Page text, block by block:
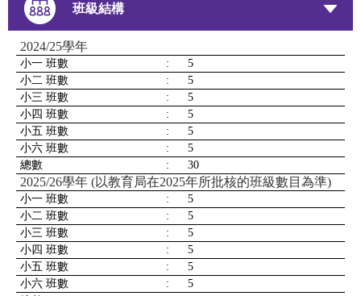
班級結構
2024/25學年
小一 班數 :
5
小二 班數
:
5
小三 班數
:
5
小四 班數
:
5
小五 班數
:
5
小六 班數
:
5
總數
: 30
2025/26學年 (以教育局在2025年所批核的班級數目為準)
小一 班數 :
5
小二 班數
:
5
小三 班數
:
5
小四 班數
:
5
小五 班數
:
5
小六 班數
:
5